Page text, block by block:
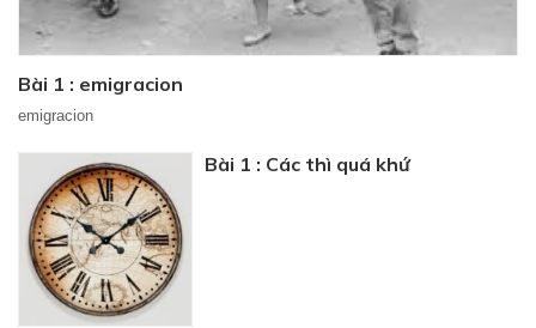
Bài 1 : emigracion
emigracion
Bài 1 : Các thì quá khứ